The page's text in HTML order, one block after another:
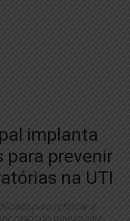
implanta
para prevenir
na UTI
para reforçar a
casos de pneumonia